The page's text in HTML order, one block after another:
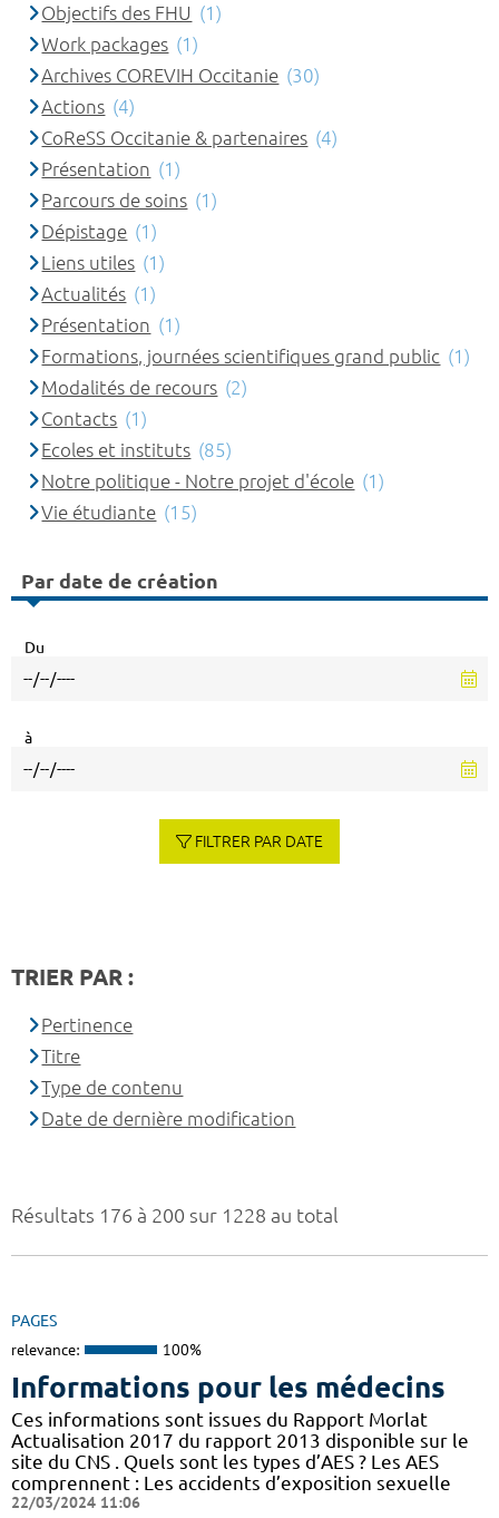
Résultats 176 à 200 sur 1228 au total
PAGES
relevance: 100%
Informations pour les médecins
Ces informations sont issues du Rapport Morlat
Actualisation 2017 du rapport 2013 disponible sur le
site du CNS . Quels sont les types d’AES ? Les AES
comprennent : Les accidents d’exposition sexuelle
22/03/2024 11:06
Objectifs des FHU (1)
Work packages (1)
Archives COREVIH Occitanie (30)
Actions (4)
CoReSS Occitanie & partenaires (4)
Présentation (1)
Parcours de soins (1)
Dépistage (1)
Liens utiles (1)
Actualités (1)
Présentation (1)
Formations, journées scientifiques grand public (1)
Modalités de recours (2)
Contacts (1)
Ecoles et instituts (85)
Notre politique - Notre projet d'école (1)
Vie étudiante (15)
Par date de création
Du
à
FILTRER PAR DATE
TRIER PAR :
Pertinence
Titre
Type de contenu
Date de dernière modification